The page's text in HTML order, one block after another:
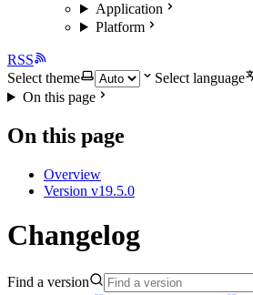
Application
Platform
RSS
Select theme
Select language
On this page
On this page
Overview
Version v19.5.0
Changelog
Find a version